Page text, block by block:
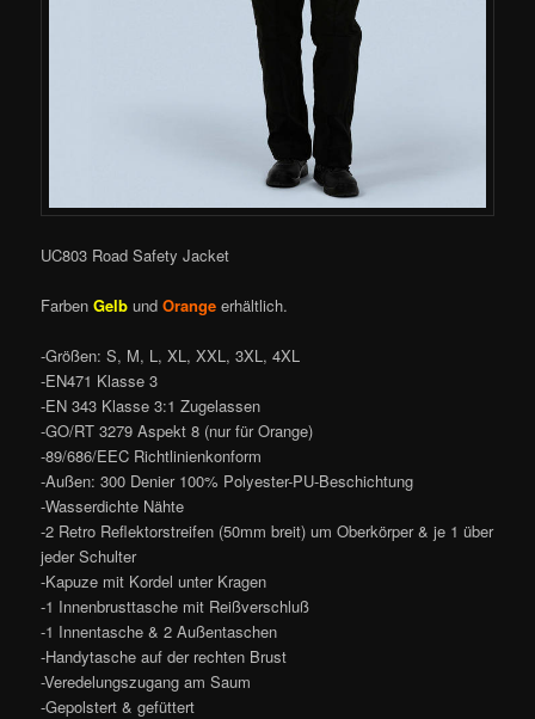
UC803 Road Safety Jacket
FarbenGelb undOrange erhältlich.
-Größen: S, M, L, XL, XXL, 3XL, 4XL
-EN471 Klasse 3
-EN 343 Klasse 3:1 Zugelassen
-GO/RT 3279 Aspekt 8 (nur für Orange)
-89/686/EEC Richtlinienkonform
-Außen: 300 Denier 100% Polyester-PU-Beschichtung
-Wasserdichte Nähte
-2 Retro Reflektorstreifen (50mm breit) um Oberkörper & je 1 über
jeder Schulter
-Kapuze mit Kordel unter Kragen
-1 Innenbrusttasche mit Reißverschluß
-1 Innentasche & 2 Außentaschen
-Handytasche auf der rechten Brust
-Veredelungszugang am Saum
-Gepolstert & gefüttert